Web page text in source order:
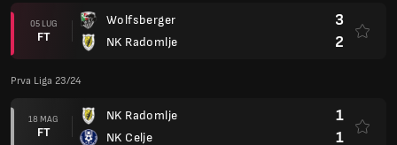
05 LUG
FT
Wolfsberger
NK Radomlje
3
2
Prva Liga 23/24
18 MAG
FT
NK Radomlje
NK Celje
1
1